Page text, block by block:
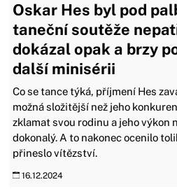
Oskar Hes byl pod
taneční soutěže
dokázal opak a brzy
další minisérii
Co se tance týká, příjmení Hes
možná složitější než jeho
zklamat svou rodinu a jeho výkon
dokonalý. A to nakonec ocenilo
přineslo vítězství.
16.12.2024